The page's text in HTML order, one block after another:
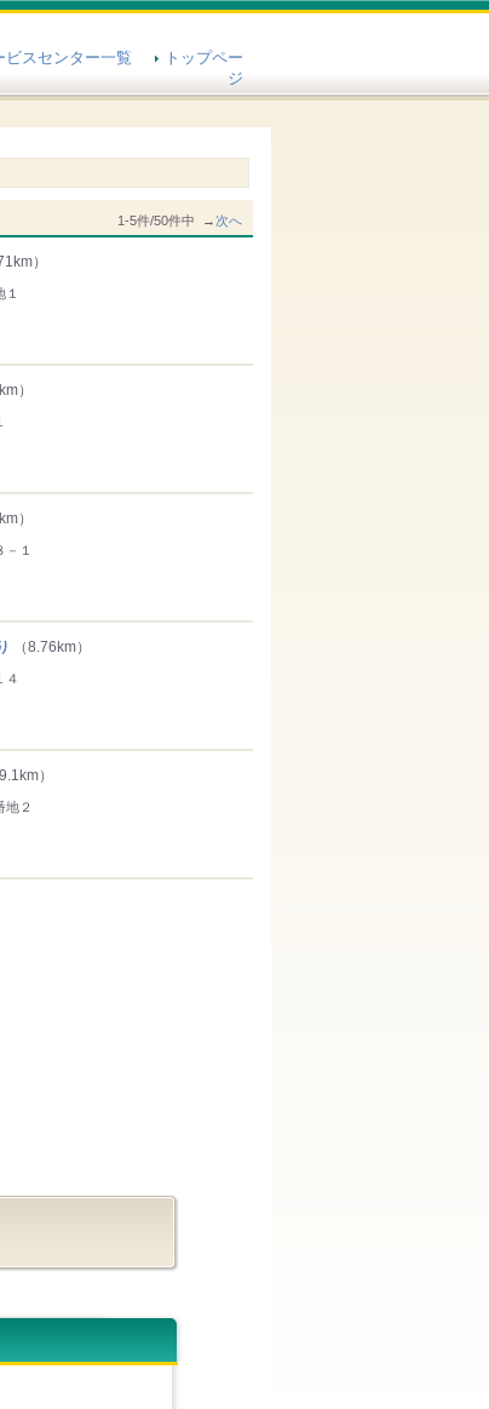
ビスセンター一覧
トップペー
ジ
1-5件/50件中 →次へ
）
）
）
１
（8.76km）
４
9.1km）
２